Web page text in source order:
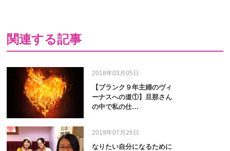
関連する記事
2018年03月05日
【ブランク９年主婦のヴィ
ーナスへの道①】旦那さん
の中で私の仕…
2019年07月26日
なりたい自分になるために